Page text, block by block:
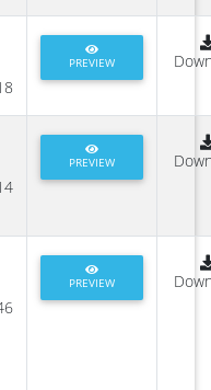
PREVIEW
PREVIEW
PREVIEW